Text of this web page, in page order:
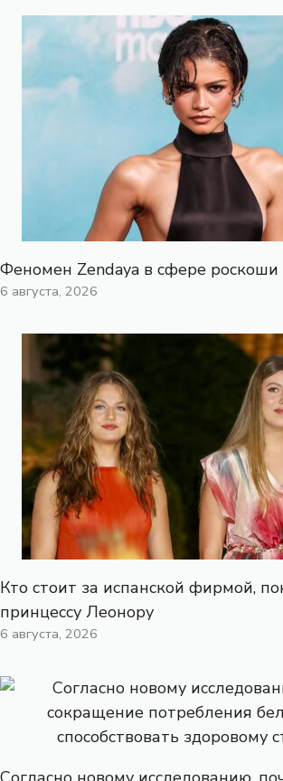
Феномен Zendaya в сфере роскоши
6 августа, 2026
Кто стоит за испанской фирмой,
принцессу Леонору
6 августа, 2026